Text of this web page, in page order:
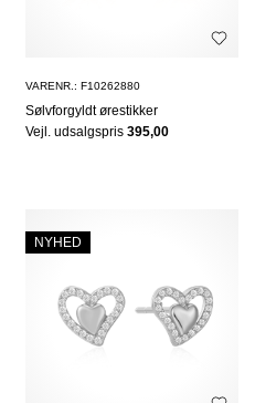
VARENR.: F10262880
Sølvforgyldt ørestikker
Vejl. udsalgspris 395,00
NYHED